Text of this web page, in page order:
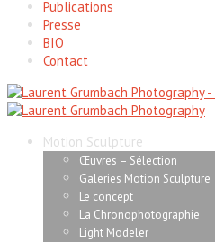
Publications
Presse
BIO
Contact
Motion Sculpture
Œuvres – Sélection
Galeries Motion Sculpture
Le concept
La Chronophotographie
Light Modeler